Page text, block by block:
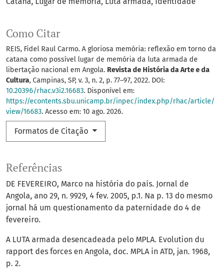
Como Citar
REIS, Fidel Raul Carmo. A gloriosa memória: reflexão em torno da
catana como possível lugar de memória da luta armada de
libertação nacional em Angola. Revista de História da Arte e da
Cultura, Campinas, SP, v. 3, n. 2, p. 77–97, 2022. DOI:
10.20396/rhac.v3i2.16683. Disponível em:
https://econtents.sbu.unicamp.br/inpec/index.php/rhac/article/
view/16683. Acesso em: 10 ago. 2026.
Formatos de Citação
Referências
DE FEVEREIRO, Marco na história do país. Jornal de
Angola, ano 29, n. 9929, 4 fev. 2005, p.1. Na p. 13 do mesmo
jornal há um questionamento da paternidade do 4 de
fevereiro.
A LUTA armada desencadeada pelo MPLA. Evolution du
rapport des forces en Angola, doc. MPLA in ATD, jan. 1968,
p. 2.